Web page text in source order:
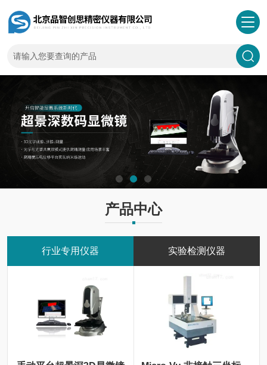
产品中心
行业专用仪器 实验检测仪器